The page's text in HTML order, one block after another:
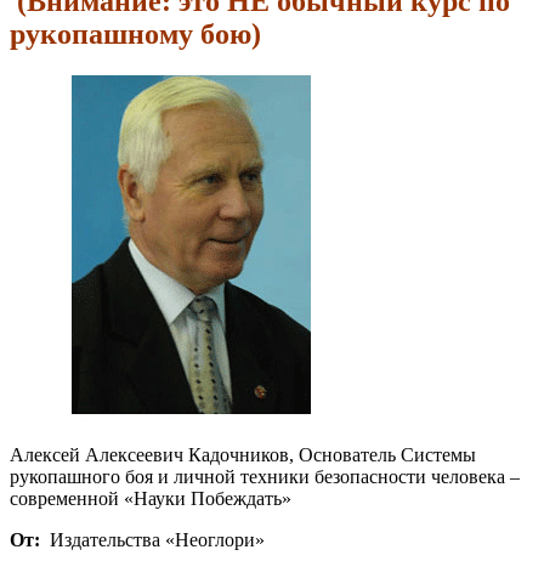
рукопашному бою)
Алексей Алексеевич Кадочников, Основатель Системы
рукопашного боя и личной техники безопасности человека –
современной «Науки Побеждать»
От: Издательства «Неоглори»